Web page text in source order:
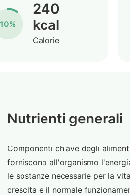
10%
240
kcal
Calorie
Nutrienti generali
Componenti chiave degli
forniscono all'organismo
le sostanze necessarie per la
crescita e il normale